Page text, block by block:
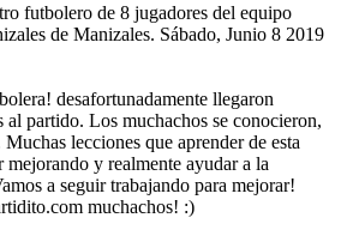
futbolero de 8 jugadores del equipo
de Manizales. Sábado, Junio 8 2019
desafortunadamente llegaron
al partido. Los muchachos se conocieron,
lecciones que aprender de esta
mejorando y realmente ayudar a la
a seguir trabajando para mejorar!
muchachos! :)